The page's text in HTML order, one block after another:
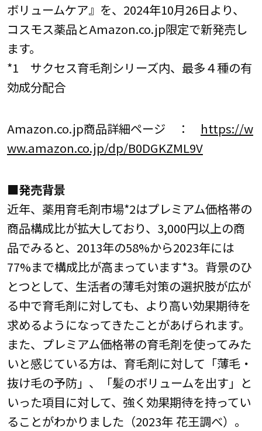
ボリュームケア』を、2024年10月26日より、
コスモス薬品とAmazon.co.jp限定で新発売し
ます。
*1 サクセス育毛剤シリーズ内、最多４種の有
効成分配合
Amazon.co.jp商品詳細ページ ： https://w
ww.amazon.co.jp/dp/B0DGKZML9V
■発売背景
近年、薬用育毛剤市場*2はプレミアム価格帯の
商品構成比が拡大しており、3,000円以上の商
品でみると、2013年の58%から2023年には
77%まで構成比が高まっています*3。背景のひ
とつとして、生活者の薄毛対策の選択肢が広が
る中で育毛剤に対しても、より高い効果期待を
求めるようになってきたことがあげられます。
また、プレミアム価格帯の育毛剤を使ってみた
いと感じている方は、育毛剤に対して「薄毛・
抜け毛の予防」、「髪のボリュームを出す」と
いった項目に対して、強く効果期待を持ってい
ることがわかりました（2023年 花王調べ）。